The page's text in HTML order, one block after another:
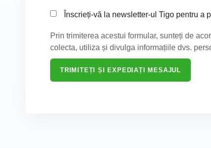
Înscrieți-vă la newsletter-ul Tigo pentru a
Prin trimiterea acestui formular, sunteți de
colecta, utiliza și divulga informațiile dvs.